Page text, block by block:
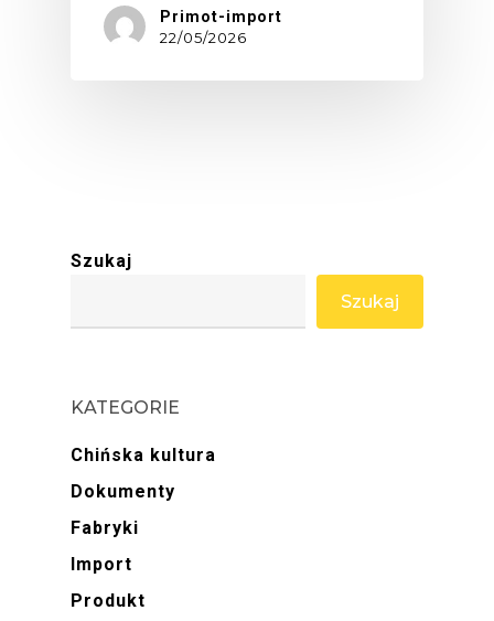
Primot-import
22/05/2026
Szukaj
Szukaj
KATEGORIE
Chińska kultura
Dokumenty
Fabryki
Import
Produkt